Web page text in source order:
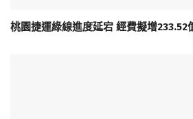
桃園捷運綠線進度延宕 經費擬增233.52